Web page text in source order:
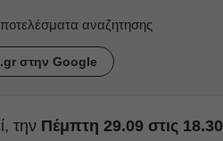
αναζητησης
στην Google
την Πέμπτη 29.09 στις 18.30